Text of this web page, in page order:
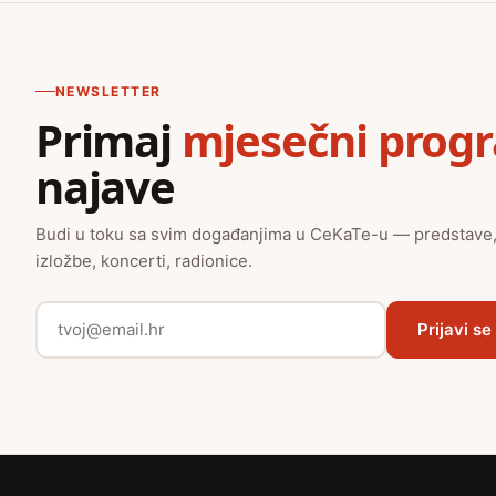
NEWSLETTER
Primaj mjesečni
najave
Budi u toku sa svim događanjima u CeKaTe-u — predstave,
izložbe, koncerti, radionice.
Prijavi se